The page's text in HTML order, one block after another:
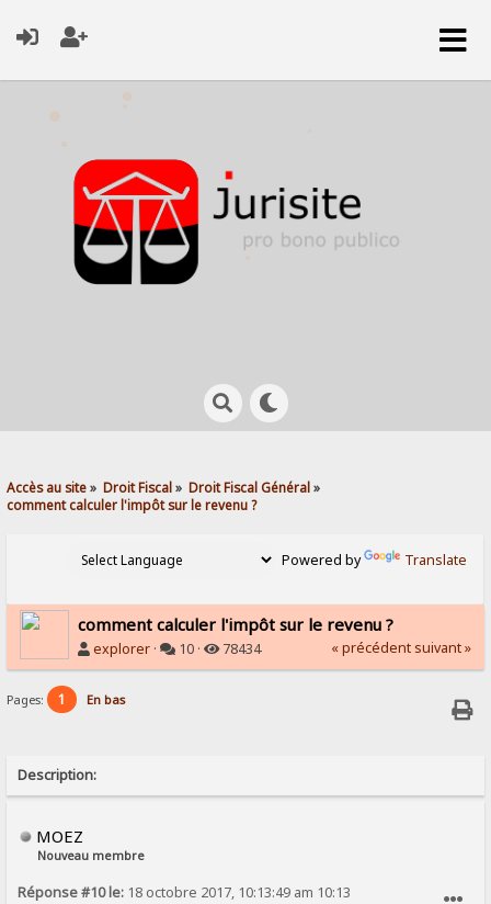
Accès au site» Droit Fiscal» Droit Fiscal Général»
comment calculer l'impôt sur le revenu ?
Powered by Translate
comment calculer l'impôt sur le revenu ?
explorer · 10 · 78434 « précédent suivant »
Pages: 1 En bas
Description:
MOEZ
Nouveau membre
Réponse #10 le: 18 octobre 2017, 10:13:49 am 10:13